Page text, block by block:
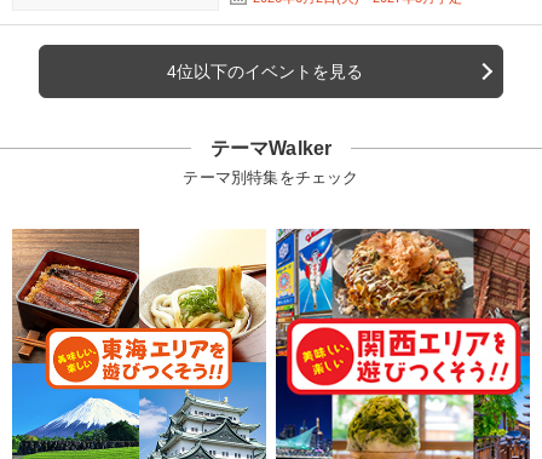
4位以下のイベントを見る
テーマWalker
テーマ別特集をチェック